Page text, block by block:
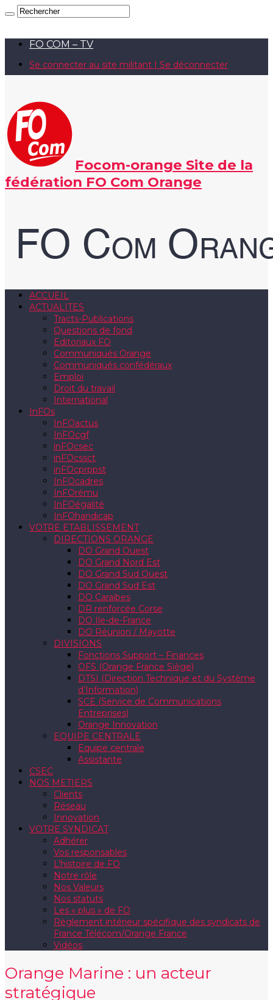
FO COM – TV
Se connecter au site militant | Se déconnecter
Focom-orange Site de la
fédération FO Com Orange
ACCUEIL
ACTUALITES
Tracts-Publications
Questions de fond
Editoriaux FO
Communiqués Orange
Communiqués confédéraux
Emploi
Droit du travail
International
InFOs
InFOactus
InFOcgf
inFOcsec
inFOcssct
inFOcprppst
InFOcadres
InFOrému
InFOégalité
InFOhandicap
VOTRE ETABLISSEMENT
DIRECTIONS ORANGE
DO Grand Ouest
DO Grand Nord Est
DO Grand Sud Ouest
DO Grand Sud Est
DO Caraïbes
DR renforcée Corse
DO Ile-de-France
DO Réunion / Mayotte
DIVISIONS
Fonctions Support – Finances
OFS (Orange France Siège)
DTSI (Direction Technique et du Système
d’Information)
SCE (Service de Communications
Entreprises)
Orange Innovation
EQUIPE CENTRALE
Equipe centrale
Assistante
CSEC
NOS METIERS
Clients
Réseau
Innovation
VOTRE SYNDICAT
Adhérer
Vos responsables
L’histoire de FO
Notre rôle
Nos Valeurs
Nos statuts
Les « plus » de FO
Règlement intérieur spécifique des syndicats de
France Télécom/Orange France
Vidéos
Orange Marine : un acteur
stratégique